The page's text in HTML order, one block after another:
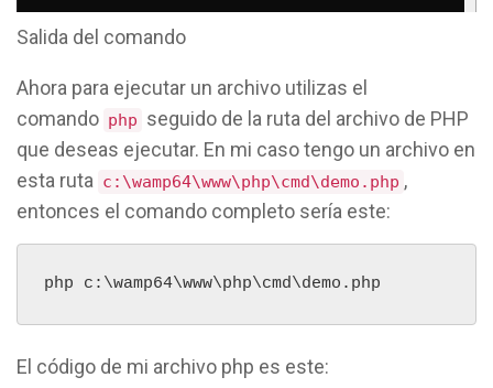
Salida del comando
Ahora para ejecutar un archivo utilizas el
comando php seguido de la ruta del archivo de PHP
que deseas ejecutar. En mi caso tengo un archivo en
esta ruta c:\wamp64\www\php\cmd\demo.php ,
entonces el comando completo sería este:
php c:\wamp64\www\php\cmd\demo.php
El código de mi archivo php es este: